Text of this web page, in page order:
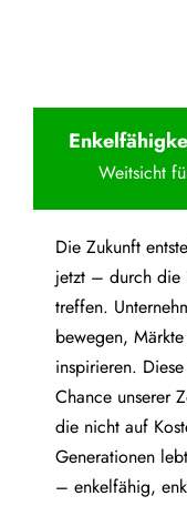
Weitsicht
Die Zukunft
jetzt – durch die
treffen.
bewegen,
inspirieren.
Chance unserer
die nicht auf
Generationen
– enkelfähig,